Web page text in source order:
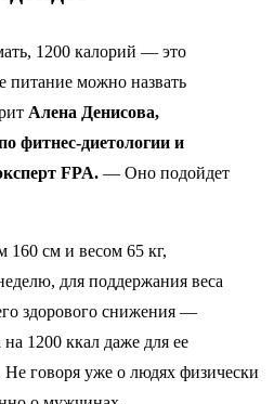
1200 калорий — это
питание можно назвать
Алена Денисова,
фитнес-диетологии и
FPA. — Оно подойдет
см и весом 65 кг,
для поддержания веса
здорового снижения —
1200 ккал даже для ее
Не говоря уже о людях физически